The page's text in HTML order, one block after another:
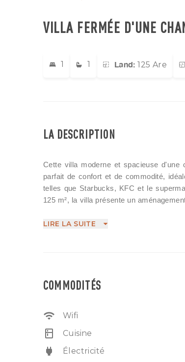
VILLA FERMÉE D'UNE
1 1 Land: 125 Are
LA DESCRIPTION
Cette villa moderne et spacieuse
parfait de confort et de commodité,
telles que Starbucks, KFC et le
125 m², la villa présente un
La chambre est équipée de sa
modernes et les matériaux de
de tranquillité et d'accessibilité.
fois le style et la commodité.
LIRE LA SUITE
COMMODITÉS
wifi Wifi
kitchen Cuisine
power Électricité